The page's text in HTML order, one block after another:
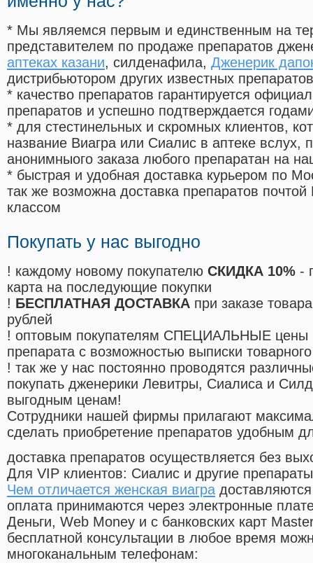
* Мы являемся первым и единственным на
представителем по продаже препаратов
аптеках казани, силденафила, Дженерик
дистрибьютором других известных препаратов
* качество препаратов гарантируется
препаратов и успешно подтверждается
* для стестинельных и скромных клиентов,
название Виагра или Сиалис в аптеке вслух,
анонимныого заказа любого препаратан на
* быстрая и удобная доставка курьером по
так же возможна доставка препаратов
классом
Покупать у нас выгодно
! каждому новому покупателю СКИДКА 10% -
карта на последующие покупки
! БЕСПЛАТНАЯ ДОСТАВКА при заказе
рублей
! оптовым покупателям СПЕЦИАЛЬНЫЕ цены
препарата с возможностью выписки
! так же у нас постоянно проводятся
покупать дженерики Левитры, Сиалиса и
выгодным ценам!
Cотрудники нашей фирмы прилагают
сделать приобретение препаратов удобным
доставка препаратов осуществляется без
Для VIP клиентов: Сиалис и другие
Чем отличается женская виагра доставляются
оплата принимаются через электронные
Деньги, Web Money и с банковских карт
бесплатной консультации в любое время
многоканальным телефонам: